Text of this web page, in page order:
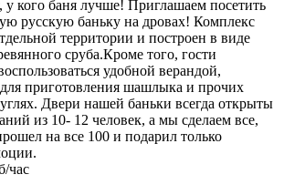
у кого баня лучше! Приглашаем посетить
русскую баньку на дровах! Комплекс
территории и построен в виде
сруба.Кроме того, гости
удобной верандой,
приготовления шашлыка и прочих
Двери нашей баньки всегда открыты
из 10- 12 человек, а мы сделаем все,
на все 100 и подарил только
час